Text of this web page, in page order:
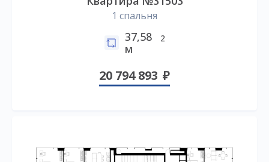
1 спальня
37,58
м
2
20 794 893